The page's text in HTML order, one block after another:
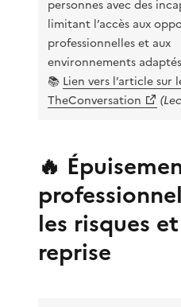
personnes avec des
limitant l’accès aux
professionnelles et aux
environnements
📚 Lien vers l’article sur
TheConversation
🔥
les risques
reprise